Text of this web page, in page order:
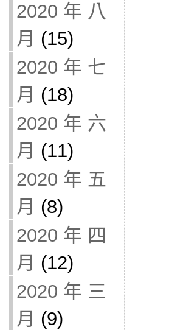
2020 年 八
月 (15)
2020 年 七
月 (18)
2020 年 六
月 (11)
2020 年 五
月 (8)
2020 年 四
月 (12)
2020 年 三
月 (9)